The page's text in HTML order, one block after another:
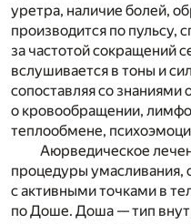
уретра, наличие болей,
производится по пульсу,
за частотой сокращений
вслушивается в тоны и
сопоставляя со знаниями
о кровообращении,
теплообмене,
Аюрведическое
процедуры умасливания,
с активными точками в
по Доше. Доша — тип